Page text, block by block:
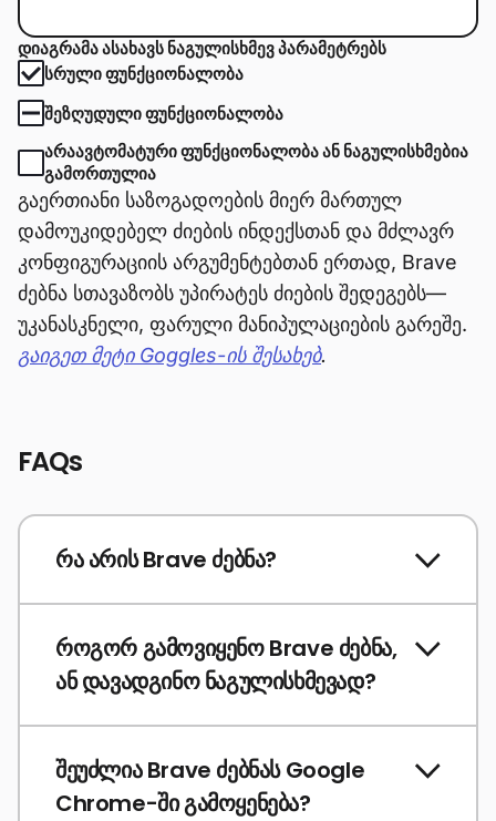
ᲓᲘᲐᲒᲠᲐᲛᲐ ᲐᲡᲐᲮᲐᲕᲡ ᲜᲐᲒᲣᲚᲘᲡᲮᲛᲔᲕ ᲞᲐᲠᲐᲛᲔᲢᲠᲔᲑᲡ
ᲡᲠᲣᲚᲘ ᲤᲣᲜᲥᲪᲘᲝᲜᲐᲚᲝᲑᲐ
ᲨᲔᲖᲦᲣᲓᲣᲚᲘ ᲤᲣᲜᲥᲪᲘᲝᲜᲐᲚᲝᲑᲐ
ᲐᲠᲐᲐᲕᲢᲝᲛᲐᲢᲣᲠᲘ ᲤᲣᲜᲥᲪᲘᲝᲜᲐᲚᲝᲑᲐ ᲐᲜ ᲜᲐᲒᲣᲚᲘᲡᲮᲛᲔᲑᲘᲐ
ᲒᲐᲛᲝᲠᲗᲣᲚᲘᲐ
გაერთიანი საზოგადოების მიერ მართულ
დამოუკიდებელ ძიების ინდექსთან და მძლავრ
კონფიგურაციის არგუმენტებთან ერთად, Brave
ძებნა სთავაზობს უპირატეს ძიების შედეგებს—
უკანასკნელი, ფარული მანიპულაციების გარეშე.
გაიგეთ მეტი Goggles-ის შესახებ.
FAQs
რა არის Brave ძებნა?
როგორ გამოვიყენო Brave ძებნა,
ან დავადგინო ნაგულისხმევად?
შეუძლია Brave ძებნას Google
Chrome-ში გამოყენება?